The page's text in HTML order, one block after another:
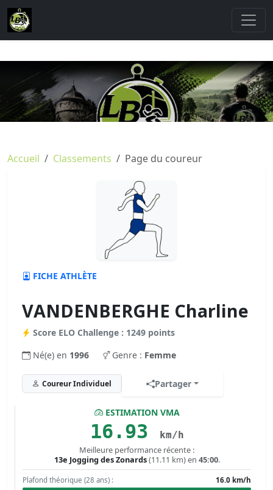
Accueil Classements Page du coureur
FICHE ATHLÈTE
VANDENBERGHE Charline
Score ELO Challenge : 1249 points
Né(e) en 1996 Genre : Femme
Coureur Individuel Partager
ESTIMATION VMA
16.93 km/h
Meilleure performance récente :
13e Jogging des Zonards(11.11 km) en 45:00.
Plafond théorique (28 ans) :
16.0 km/h